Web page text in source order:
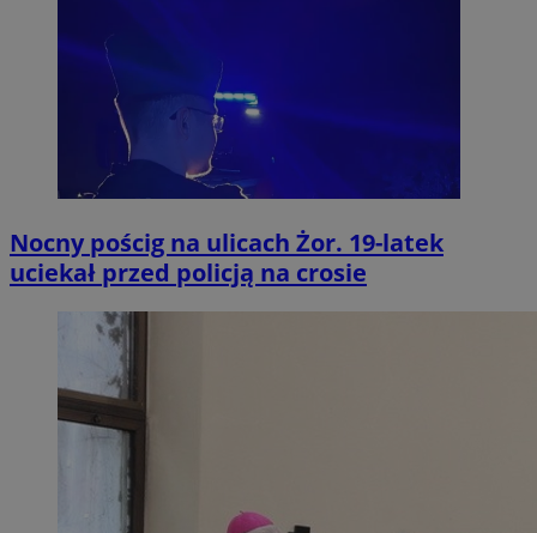
Nocny pościg na ulicach Żor. 19-latek
uciekał przed policją na crosie